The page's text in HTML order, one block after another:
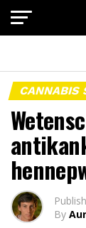
CANNABIS
By